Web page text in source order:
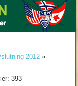
2012»
393